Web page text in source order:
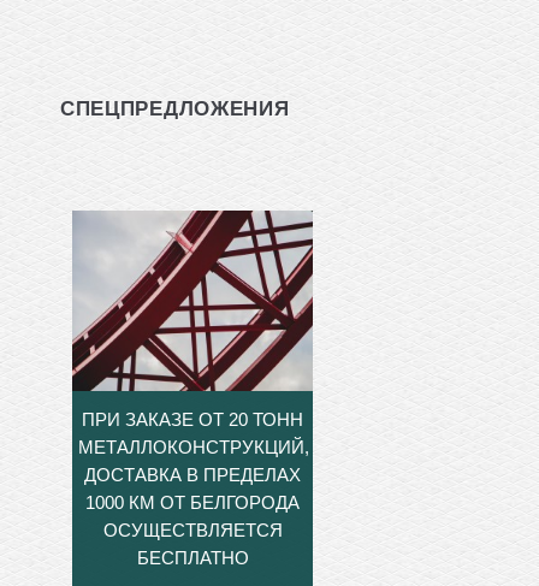
СПЕЦПРЕДЛОЖЕНИЯ
ПРИ ЗАКАЗЕ ОТ 20 ТОНН
МЕТАЛЛОКОНСТРУКЦИЙ,
ДОСТАВКА В ПРЕДЕЛАХ
1000 КМ ОТ БЕЛГОРОДА
ОСУЩЕСТВЛЯЕТСЯ
БЕСПЛАТНО